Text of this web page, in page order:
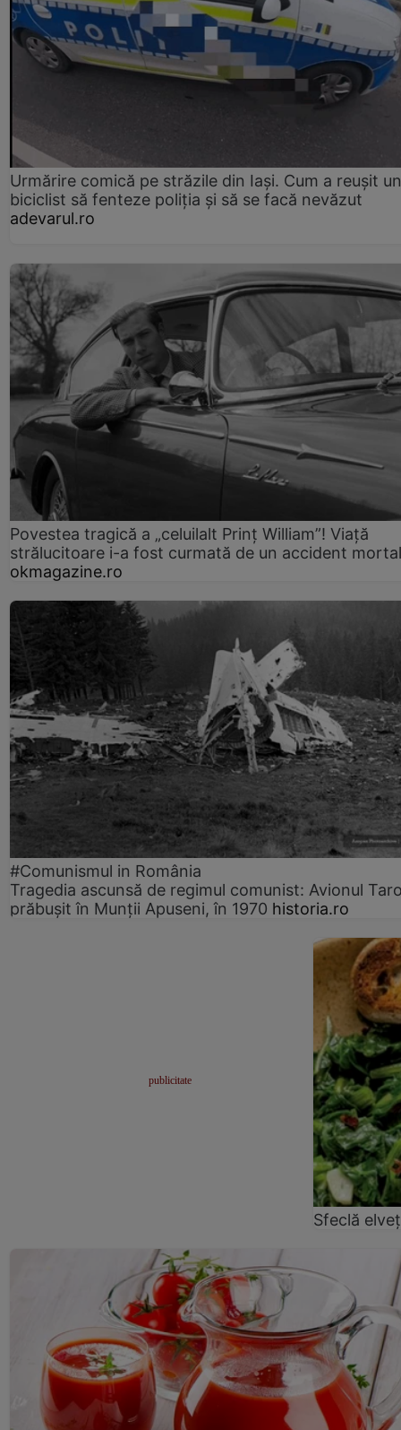
Urmărire comică pe străzile din Iași. Cum a reușit un
biciclist să fenteze poliția și să se facă nevăzut
adevarul.ro
Povestea tragică a „celuilalt Prinț William”! Viață
strălucitoare i-a fost curmată de un accident mortal
okmagazine.ro
#Comunismul in România
Tragedia ascunsă de regimul comunist: Avionul
prăbușit în Munții Apuseni, în 1970 historia.ro
Sfeclă